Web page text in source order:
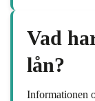
Vad
lån?
Informationen